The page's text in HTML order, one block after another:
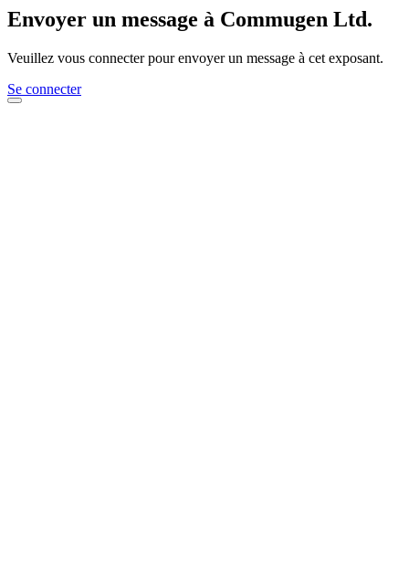
Envoyer un message à Commugen Ltd.
Veuillez vous connecter pour envoyer un message à cet exposant.
Se connecter